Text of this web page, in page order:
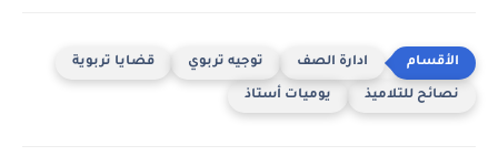
ادارة الصف توجيه تربوي قضايا تربوية
نصائح للتلاميذ يوميات أستاذ